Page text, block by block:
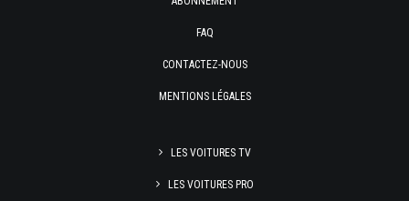
FAQ
CONTACTEZ-NOUS
MENTIONS LÉGALES
LES VOITURES TV
LES VOITURES PRO